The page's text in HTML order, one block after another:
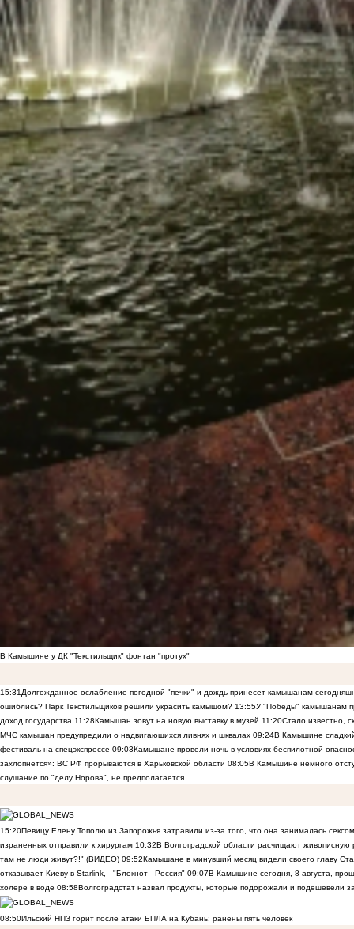
В Камышине у ДК "Текстильщик" фонтан "протух"
15:31Долгожданное ослабление погодной "печки" и дождь принесет камышанам
ошиблись? Парк Текстильщиков решили украсить камышом? 13:55У "Победы" камышанам
доход государства 11:28Камышан зовут на новую выставку в музей 11:20Стало известно,
МЧС камышан предупредили о надвигающихся ливнях и шквалах 09:24В Камышине
фестиваль на спецэкспрессе 09:03Камышане провели ночь в условиях беспилотной
захлопнется»: ВС РФ прорываются в Харьковской области 08:05В Камышине немного
слушание по "делу Норова", не предполагается
15:20Певицу Елену Тополю из Запорожья затравили из-за того, что она занималась
израненных отправили к хирургам 10:32В Волгоградской области расчищают
там не люди живут?!" (ВИДЕО) 09:52Камышане в минувший месяц видели своего главу
отказывает Киеву в Starlink, - "Блокнот - Россия" 09:07В Камышине сегодня, 8 августа,
холере в воде 08:58Волгоградстат назвал продукты, которые подорожали и подешевели
08:50Ильский НПЗ горит после атаки БПЛА на Кубань: ранены пять человек